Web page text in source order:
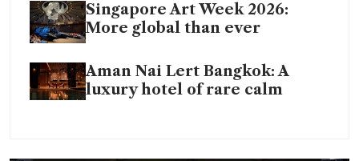
Singapore Art Week 2026:
More global than ever
Aman Nai Lert Bangkok: A
luxury hotel of rare calm